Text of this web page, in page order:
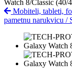
Watch 8/Classic (40/
Mobiteli, tableti,
pametnu narukvicu /